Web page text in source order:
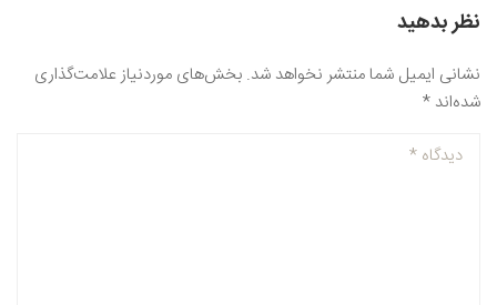
نظر بدهید
نشانی ایمیل شما منتشر نخواهد شد. بخش‌های موردنیاز علامت‌گذاری
شده‌اند *